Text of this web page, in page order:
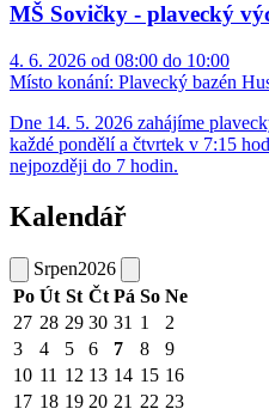
MŠ Sovičky - plavecký
4. 6. 2026 od 08:00 do 10:00
Místo konání: Plavecký bazén
Dne 14. 5. 2026 zahájíme
každé pondělí a čtvrtek v 7:15
nejpozději do 7 hodin.
Kalendář
Srpen2026
Po Út St Čt Pá So Ne
27 28 29 30 31 1
2
3
4 5 6 7 8
9
10 11 12 13 14 15 16
17 18 19 20 21 22 23